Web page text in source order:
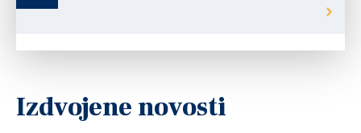
Izdvojene novosti